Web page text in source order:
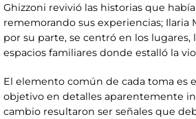
Ghizzoni revivió las historias que
rememorando sus experiencias; Ilaria
por su parte, se centró en los lugares,
espacios familiares donde estalló la
El elemento común de cada toma es
objetivo en detalles aparentemente
cambio resultaron ser señales que